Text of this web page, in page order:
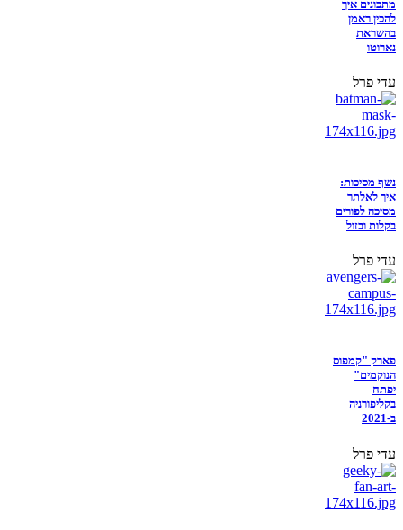
מתכונים איך
להכין ראמן
בהשראת
נארוטו
עדי פרל
נשף מסיכות:
איך לאלתר
מסיכה לפורים
בקלות ובזול
עדי פרל
פארק "קמפוס
הנוקמים"
יפתח
בקליפורניה
ב-2021
עדי פרל